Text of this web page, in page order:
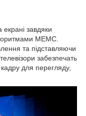
завдяки
MEMC.
та підставляючи
забезпечать
для перегляду,